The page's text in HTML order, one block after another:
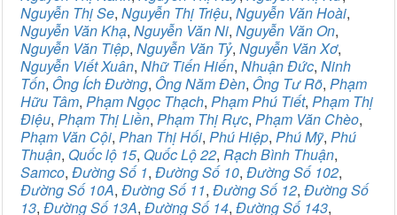
Nguyễn Thị Se, Nguyễn Thị Triệu, Nguyễn Văn Hoài,
Nguyễn Văn Khạ, Nguyễn Văn Ni, Nguyễn Văn On,
Nguyễn Văn Tiệp, Nguyễn Văn Tỷ, Nguyễn Văn Xơ,
Nguyễn Viết Xuân, Nhữ Tiến Hiến, Nhuận Đức, Ninh
Tốn, Ông Ích Đường, Ông Năm Đèn, Ông Tư Rõ, Phạm
Hữu Tâm, Phạm Ngọc Thạch, Phạm Phú Tiết, Phạm Thị
Điệu, Phạm Thị Liền, Phạm Thị Rực, Phạm Văn Chèo,
Phạm Văn Cội, Phan Thị Hối, Phú Hiệp, Phú Mỹ, Phú
Thuận, Quốc lộ 15, Quốc Lộ 22, Rạch Bình Thuận,
Samco, Đường Số 1, Đường Số 10, Đường Số 102,
Đường Số 10A, Đường Số 11, Đường Số 12, Đường Số
13, Đường Số 13A, Đường Số 14, Đường Số 143,